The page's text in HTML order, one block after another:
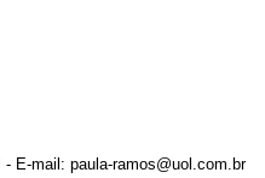
E-mail: paula-ramos@uol.com.br